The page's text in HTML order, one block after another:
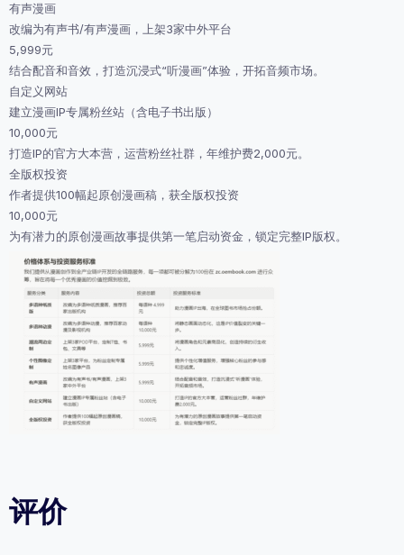
有声漫画
改编为有声书/有声漫画，上架3家中外平台
5,999元
结合配音和音效，打造沉浸式“听漫画”体验，开拓音频市场。
自定义网站
建立漫画IP专属粉丝站（含电子书出版）
10,000元
打造IP的官方大本营，运营粉丝社群，年维护费2,000元。
全版权投资
作者提供100幅起原创漫画稿，获全版权投资
10,000元
为有潜力的原创漫画故事提供第一笔启动资金，锁定完整IP版权。
评价